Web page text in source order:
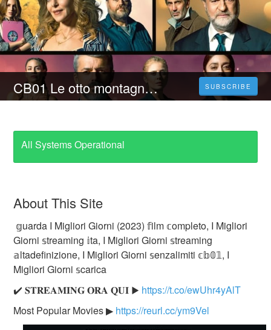
CB01 Le otto montagne (2023) Film Streaming ITA in Alta Definizione SUBSCRIBE
All Systems Operational
About This Site
𝕘uarda I Migliori Giorni (2023) 𝕗ilm 𝕔ompleto, I Migliori
Giorni 𝕤treaming 𝕚ta, I Migliori Giorni 𝕤treaming
𝕒ltadefinizione, I Migliori Giorni 𝕤enzalimiti 𝕔𝕓𝟘𝟙, I
Migliori Giorni 𝕤carica
✔️ 𝐒𝐓𝐑𝐄𝐀𝐌𝐈𝐍𝐆 𝐎𝐑𝐀 𝐐𝐔𝐈 ▶ https://t.co/ewUhr4yAlT
Most Popular Movies ▶ https://reurl.cc/ym9Vel